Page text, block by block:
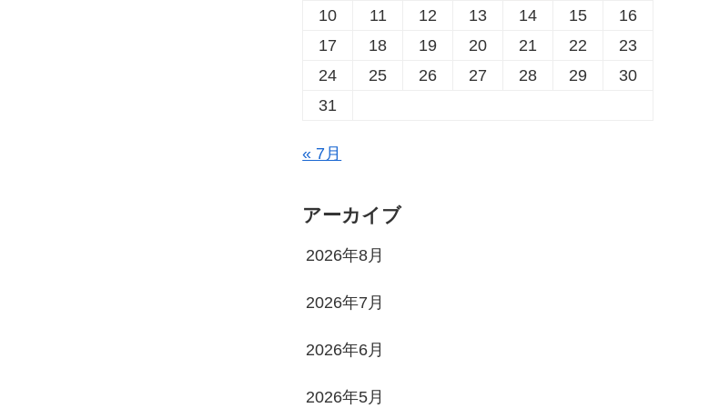
10
11 12 13 14 15
16
17
18 19 20 21 22
23
24
25 26 27 28 29
30
31
« 7月
アーカイブ
2026年8月
2026年7月
2026年6月
2026年5月